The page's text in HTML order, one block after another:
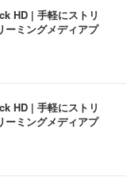
HD | 手軽にストリ
ーミングメディアプ
HD | 手軽にストリ
ーミングメディアプ